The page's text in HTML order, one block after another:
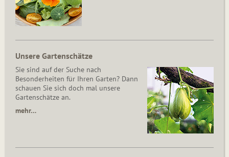
Unsere Gartenschätze
Sie sind auf der Suche nach
Besonderheiten für Ihren Garten? Dann
schauen Sie sich doch mal unsere
Gartenschätze an.
mehr…